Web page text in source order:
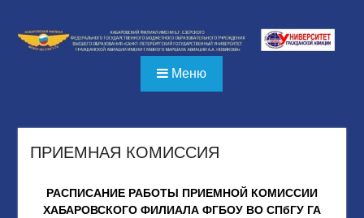
содержимому
Меню
ПРИЕМНАЯ КОМИССИЯ
РАСПИСАНИЕ РАБОТЫ ПРИЕМНОЙ КОМИССИИ
ХАБАРОВСКОГО ФИЛИАЛА ФГБОУ ВО СПбГУ ГА